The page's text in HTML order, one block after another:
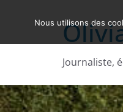
content
Journaliste,
Nous utilisons des